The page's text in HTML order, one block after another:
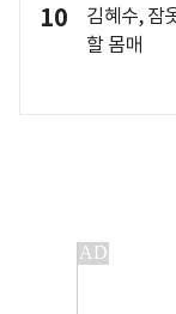
10
김혜수, 잠
할 몸매